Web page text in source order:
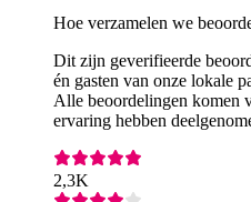
Hoe verzamelen we
Dit zijn geverifieerde
én gasten van onze lokale
Alle beoordelingen komen
ervaring hebben
2,3K